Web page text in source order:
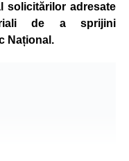
solicitărilor adresate
de a sprijini
Național.